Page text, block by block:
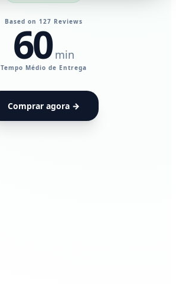
UdiaPods —
Based on 127 Reviews
60min
Tempo Médio de Entrega
Comprar agora →